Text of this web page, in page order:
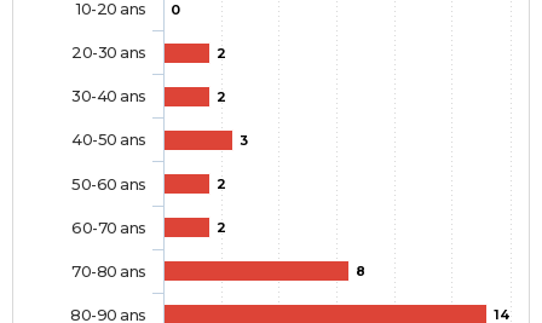
0
2
2
3
2
2
8
14
10-20 ans
20-30 ans
30-40 ans
40-50 ans
50-60 ans
60-70 ans
70-80 ans
80-90 ans